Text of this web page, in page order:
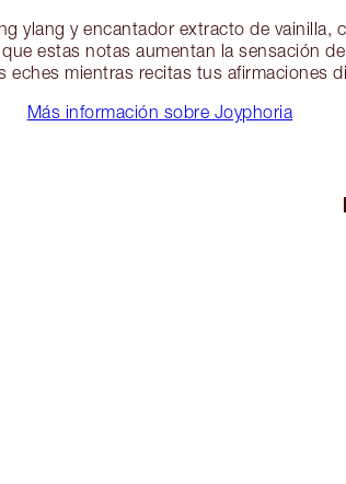
ylang y encantador extracto de vainilla,
estas notas aumentan la sensación
eches mientras recitas tus afirmaciones
Más información sobre Joyphoria